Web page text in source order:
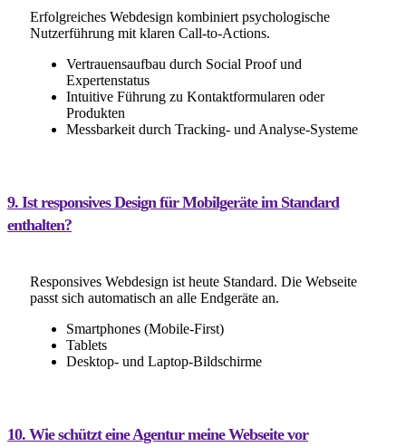
Erfolgreiches Webdesign kombiniert psychologische
Nutzerführung mit klaren Call-to-Actions.
Vertrauensaufbau durch Social Proof und
Expertenstatus
Intuitive Führung zu Kontaktformularen oder
Produkten
Messbarkeit durch Tracking- und Analyse-Systeme
9. Ist responsives Design für Mobilgeräte im Standard
enthalten?
Responsives Webdesign ist heute Standard. Die Webseite
passt sich automatisch an alle Endgeräte an.
Smartphones (Mobile-First)
Tablets
Desktop- und Laptop-Bildschirme
10. Wie schützt eine Agentur meine Webseite vor